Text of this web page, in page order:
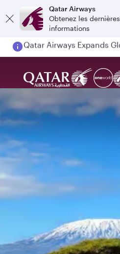
Qatar Airways
Obtenez les dernières
informations